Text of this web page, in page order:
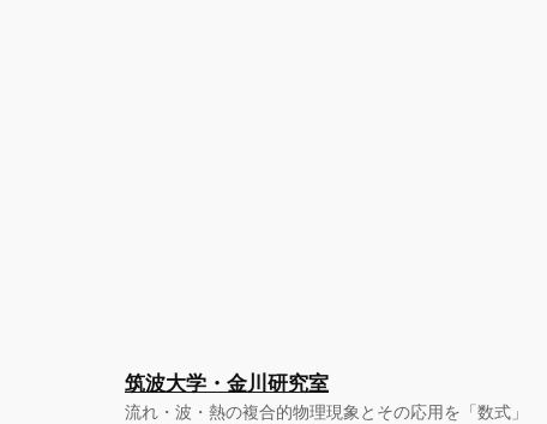
筑波大学・金川研究室
流れ・波・熱の複合的物理現象とその応用を「数式」